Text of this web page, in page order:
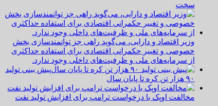
سخت
وزیر اقتصاد و دارایی، می‌گوید راهی جز توانمندسازی بخش
خصوصی و تغییر حکمرانی اقتصادی برای استفاده حداکثری
از سرمایه‌های ملی و ظرفیت‌های داخلی وجود ندارد.
پیش بینی تولید
۹۰ هزار تن کره تا پایان سال
مخالفت اوپک با درخواست ترامپ برای افزایش تولید نفت